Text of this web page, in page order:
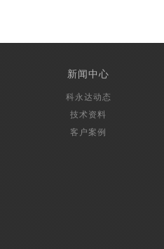
新闻中心
科永达动态
技术资料
客户案例